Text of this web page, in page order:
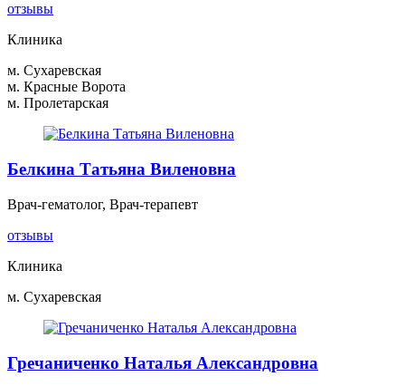
отзывы
Клиника
м. Сухаревская
м. Красные Ворота
м. Пролетарская
Белкина Татьяна Виленовна
Врач-гематолог, Врач-терапевт
отзывы
Клиника
м. Сухаревская
Гречаниченко Наталья Александровна